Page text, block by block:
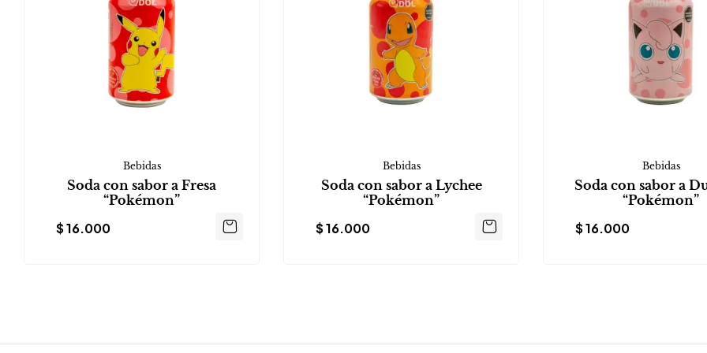
Bebidas
Soda con sabor a Fresa
“Pokémon”
$16.000
Bebidas
Soda con sabor a Lychee
“Pokémon”
$16.000
Bebidas
Soda con sabor a
“Pokémon”
$16.000